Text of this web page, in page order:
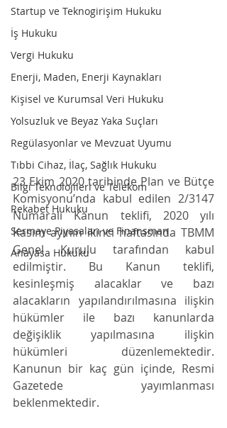
Startup ve Teknogirişim Hukuku
İş Hukuku
Vergi Hukuku
Enerji, Maden, Enerji Kaynakları
Kişisel ve Kurumsal Veri Hukuku
Yolsuzluk ve Beyaz Yaka Suçları
Regülasyonlar ve Mevzuat Uyumu
Tıbbi Cihaz, İlaç, Sağlık Hukuku
Bilgi Teknolojileri ve Telekom
Rekabet Hukuku
Sermaye Piyasaları ve Finansman
Anayasa Hukuku
23 Ekim 2020 tarihinde Plan ve Bütçe
Komisyonu’nda kabul edilen 2/3147
Numaralı Kanun teklifi, 2020 yılı
Kasım ayının ikinci haftasında TBMM
Genel Kurulu tarafından kabul
edilmiştir. Bu Kanun teklifi,
kesinleşmiş alacaklar ve bazı
alacakların yapılandırılmasına ilişkin
hükümler ile bazı kanunlarda
değişiklik yapılmasına ilişkin
hükümleri düzenlemektedir.
Kanunun bir kaç gün içinde, Resmi
Gazetede yayımlanması
beklenmektedir.